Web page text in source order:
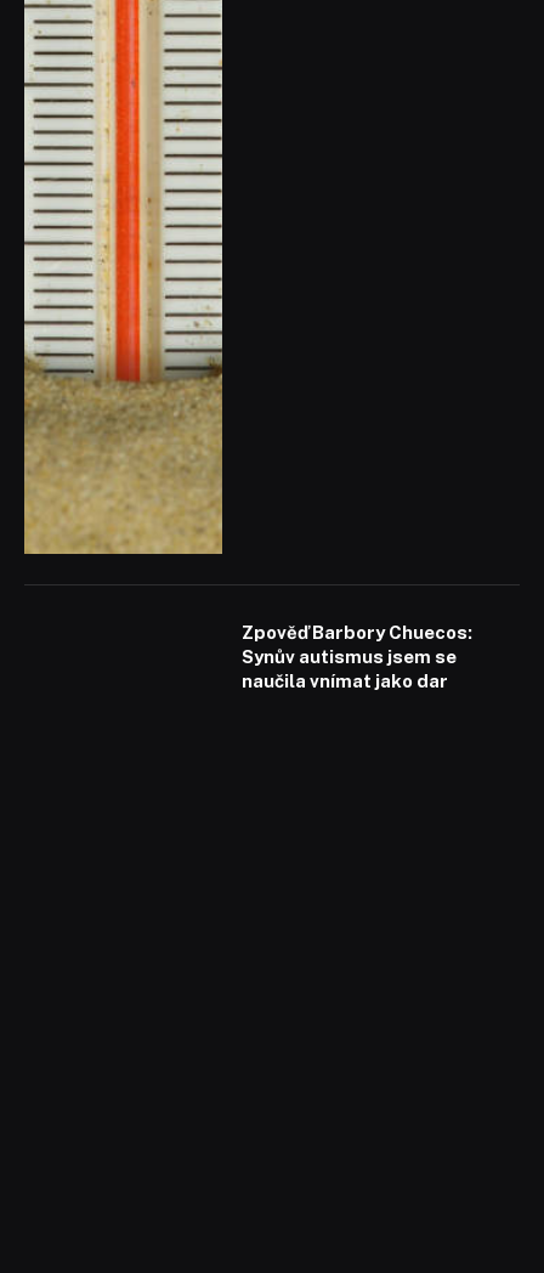
Zpověď Barbory Chuecos:
Synův autismus jsem se
naučila vnímat jako dar